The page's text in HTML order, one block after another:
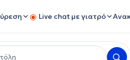
Live chat με γιατρό